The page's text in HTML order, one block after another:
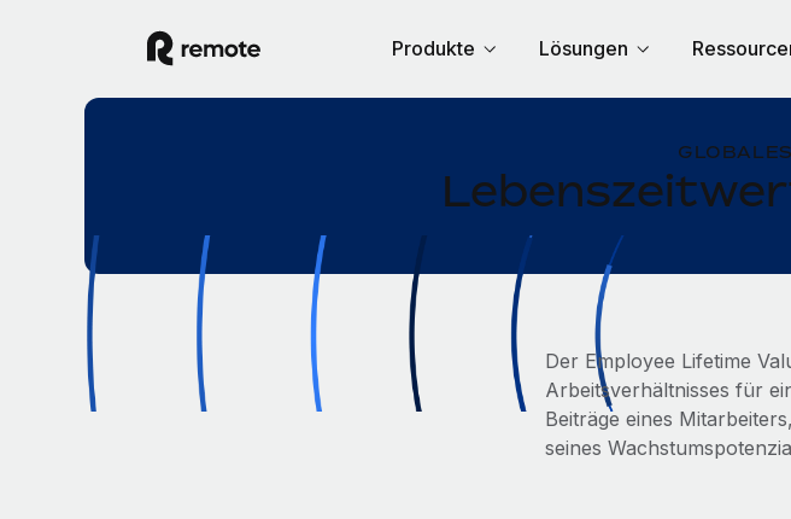
Produkte Lösungen
Der Employee Lifetime
Arbeitsverhältnisses für
Beiträge eines
seines